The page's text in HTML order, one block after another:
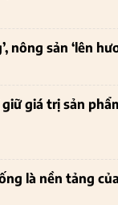
nông sản ‘lên
giá trị sản
là nền tảng